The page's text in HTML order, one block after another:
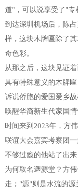
道"，可以说享受了"专
到达深圳机场后，陈
样，这块木牌匾除了
奇色彩。
从那之后，这块见证
具有特殊意义的木牌
诉说侨胞的爱国爱乡故
唤醒华裔新生代家国
时间来到2023年，方
联谊大会嘉宾考察团
不够过瘾的他站了出
为何取名遡源堂？方
走；"源"则是水流的